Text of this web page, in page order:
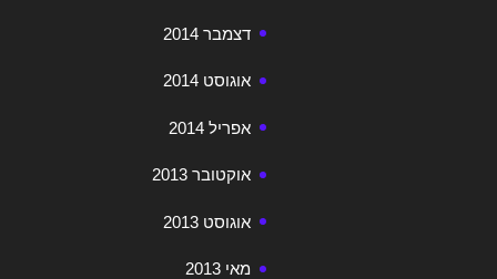
דצמבר 2014
אוגוסט 2014
אפריל 2014
אוקטובר 2013
אוגוסט 2013
מאי 2013